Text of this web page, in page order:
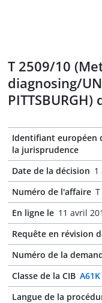
T 2509/10
diagnosing/
Identifiant européen
la jurisprudence
Date de la décision 1
Numéro de l'affaire
En ligne le 11 avril
Requête en révision
Numéro de la
Classe de la CIB
Langue de la